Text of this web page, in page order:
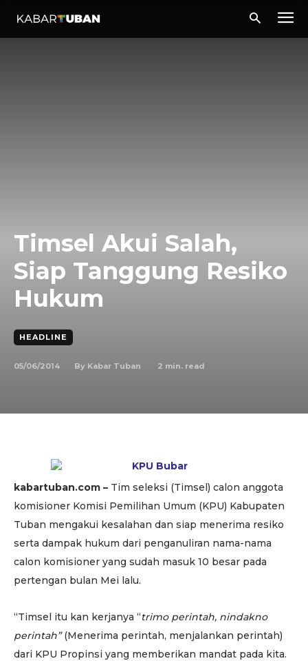
Timsel Akui Salah,
Siap Tanggung Resiko
Hukum
HEADLINE
05/06/2014 By Kabar Tuban 2 min. read
kabartuban.com – Tim seleksi (Timsel) calon anggota
komisioner Komisi Pemilihan Umum (KPU) Kabupaten
Tuban mengakui kesalahan dan siap menerima resiko
serta dampak hukum dari penganuliran nama-nama
calon komisioner yang sudah masuk 10 besar pada
pertengan bulan Mei lalu.
“Timsel itu kan kerjanya “trimo perintah, nindakno
perintah”(Menerima perintah, menjalankan perintah)
dari KPU Propinsi yang memberikan mandat pada kita.